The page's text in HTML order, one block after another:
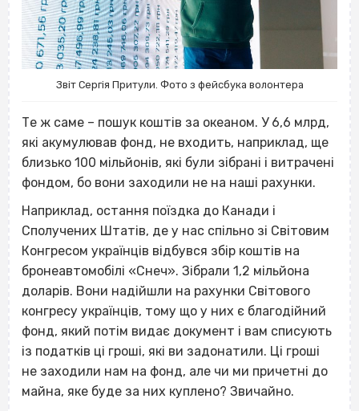
Звіт Сергія Притули. Фото з фейсбука волонтера
Те ж саме – пошук коштів за океаном. У 6,6 млрд,
які акумулював фонд, не входить, наприклад, ще
близько 100 мільйонів, які були зібрані і витрачені
фондом, бо вони заходили не на наші рахунки.
Наприклад, остання поїздка до Канади і
Сполучених Штатів, де у нас спільно зі Світовим
Конгресом українців відбувся збір коштів на
бронеавтомобілі «Снеч». Зібрали 1,2 мільйона
доларів. Вони надійшли на рахунки Світового
конгресу українців, тому що у них є благодійний
фонд, який потім видає документ і вам списують
із податків ці гроші, які ви задонатили. Ці гроші
не заходили нам на фонд, але чи ми причетні до
майна, яке буде за них куплено? Звичайно.